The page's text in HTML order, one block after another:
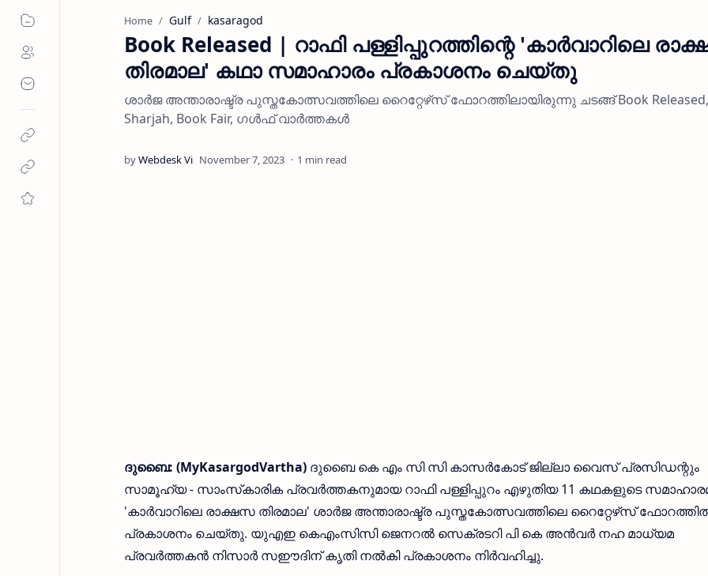
Home Gulf kasaragod
Book Released | റാഫി പള്ളിപ്പുറത്തിന്റെ 'കാർവാറിലെ
തിരമാല' കഥാ സമാഹാരം പ്രകാശനം ചെയ്തു
ശാർജ അന്താരാഷ്ട്ര പുസ്തകോത്സവത്തിലെ റൈറ്റേഴ്‌സ് ഫോറത്തിലായിരുന്നു ചടങ്ങ് Book Released,
Sharjah, Book Fair, ഗൾഫ് വാർത്തകൾ
1 min read
ദുബൈ: (MyKasargodVartha) ദുബൈ കെ എം സി സി കാസർകോട് ജില്ലാ വൈസ് പ്രസിഡന്റും
സാമൂഹ്യ - സാംസ്‌കാരിക പ്രവർത്തകനുമായ റാഫി പള്ളിപ്പുറം എഴുതിയ 11 കഥകളുടെ
'കാർവാറിലെ രാക്ഷസ തിരമാല' ശാർജ അന്താരാഷ്ട്ര പുസ്തകോത്സവത്തിലെ റൈറ്റേഴ്‌സ്
പ്രകാശനം ചെയ്തു. യുഎഇ കെഎംസിസി ജെനറൽ സെക്രടറി പി കെ അൻവർ നഹ മാധ്യമ
പ്രവർത്തകൻ നിസാർ സഈദിന് കൃതി നൽകി പ്രകാശനം നിർവഹിച്ചു.